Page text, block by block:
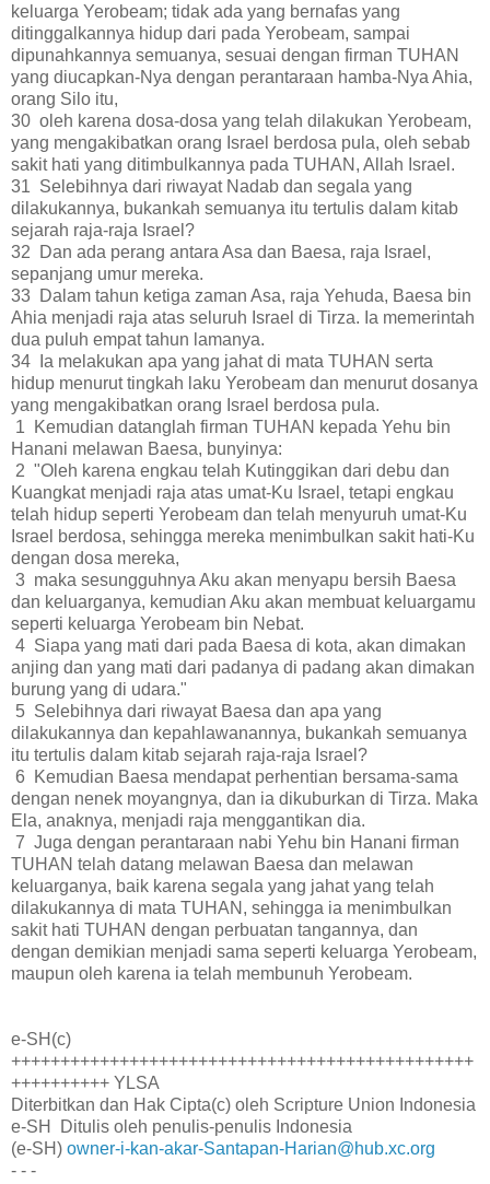
keluarga Yerobeam; tidak ada yang bernafas yang
ditinggalkannya hidup dari pada Yerobeam, sampai
dipunahkannya semuanya, sesuai dengan firman TUHAN
yang diucapkan-Nya dengan perantaraan hamba-Nya Ahia,
orang Silo itu,
30 oleh karena dosa-dosa yang telah dilakukan Yerobeam,
yang mengakibatkan orang Israel berdosa pula, oleh sebab
sakit hati yang ditimbulkannya pada TUHAN, Allah Israel.
31 Selebihnya dari riwayat Nadab dan segala yang
dilakukannya, bukankah semuanya itu tertulis dalam kitab
sejarah raja-raja Israel?
32 Dan ada perang antara Asa dan Baesa, raja Israel,
sepanjang umur mereka.
33 Dalam tahun ketiga zaman Asa, raja Yehuda, Baesa bin
Ahia menjadi raja atas seluruh Israel di Tirza. Ia memerintah
dua puluh empat tahun lamanya.
34 Ia melakukan apa yang jahat di mata TUHAN serta
hidup menurut tingkah laku Yerobeam dan menurut dosanya
yang mengakibatkan orang Israel berdosa pula.
1 Kemudian datanglah firman TUHAN kepada Yehu bin
Hanani melawan Baesa, bunyinya:
2 "Oleh karena engkau telah Kutinggikan dari debu dan
Kuangkat menjadi raja atas umat-Ku Israel, tetapi engkau
telah hidup seperti Yerobeam dan telah menyuruh umat-Ku
Israel berdosa, sehingga mereka menimbulkan sakit hati-Ku
dengan dosa mereka,
3 maka sesungguhnya Aku akan menyapu bersih Baesa
dan keluarganya, kemudian Aku akan membuat keluargamu
seperti keluarga Yerobeam bin Nebat.
4 Siapa yang mati dari pada Baesa di kota, akan dimakan
anjing dan yang mati dari padanya di padang akan dimakan
burung yang di udara."
5 Selebihnya dari riwayat Baesa dan apa yang
dilakukannya dan kepahlawanannya, bukankah semuanya
itu tertulis dalam kitab sejarah raja-raja Israel?
6 Kemudian Baesa mendapat perhentian bersama-sama
dengan nenek moyangnya, dan ia dikuburkan di Tirza. Maka
Ela, anaknya, menjadi raja menggantikan dia.
7 Juga dengan perantaraan nabi Yehu bin Hanani firman
TUHAN telah datang melawan Baesa dan melawan
keluarganya, baik karena segala yang jahat yang telah
dilakukannya di mata TUHAN, sehingga ia menimbulkan
sakit hati TUHAN dengan perbuatan tangannya, dan
dengan demikian menjadi sama seperti keluarga Yerobeam,
maupun oleh karena ia telah membunuh Yerobeam.
e-SH(c)
+++++++++++++++++++++++++++++++++++++++++++++++
++++++++++ YLSA
Diterbitkan dan Hak Cipta(c) oleh Scripture Union Indonesia
e-SH Ditulis oleh penulis-penulis Indonesia
(e-SH) owner-i-kan-akar-Santapan-Harian@hub.xc.org
- - -